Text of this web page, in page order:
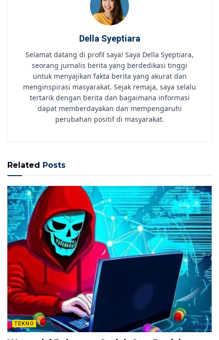
Della Syeptiara
Selamat datang di profil saya! Saya Della Syeptiara,
seorang jurnalis berita yang berdedikasi tinggi
untuk menyajikan fakta berita yang akurat dan
menginspirasi masyarakat. Sejak remaja, saya selalu
tertarik dengan berita dan bagaimana informasi
dapat memberdayakan dan mempengaruhi
perubahan positif di masyarakat.
Related Posts
TEKNO